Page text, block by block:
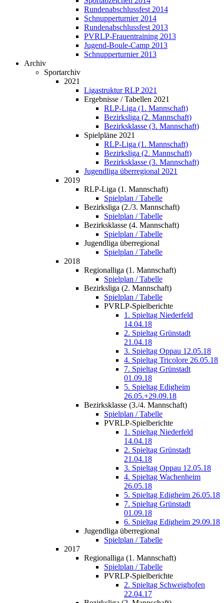
Rundenabschlussfest 2014
Schnupperturnier 2014
Rundenabschlussfest 2013
PVRLP-Frauentraining 2013
Jugend-Boule-Camp 2013
Schnupperturnier 2013
Archiv
Sportarchiv
2021
Ligastruktur RLP 2021
Ergebnisse / Tabellen 2021
RLP-Liga (1. Mannschaft)
Bezirksliga (2. Mannschaft)
Bezirksklasse (3. Mannschaft)
Spielpläne 2021
RLP-Liga (1. Mannschaft)
Bezirksliga (2. Mannschaft)
Bezirksklasse (3. Mannschaft)
Jugendliga überregional 2021
2019
RLP-Liga (1. Mannschaft)
Spielplan / Tabelle
Bezirksliga (2./3. Mannschaft)
Spielplan / Tabelle
Bezirksklasse (4. Mannschaft)
Spielplan / Tabelle
Jugendliga überregional
Spielplan / Tabelle
2018
Regionalliga (1. Mannschaft)
Spielplan / Tabelle
Bezirksliga (2. Mannschaft)
Spielplan / Tabelle
PVRLP-Spielberichte
1. Spieltag Niederfeld
14.04.18
2. Spieltag Grünstadt
21.04.18
3. Spieltag Oppau 12.05.18
4. Spieltag Tricolore 26.05.18
7. Spieltag Grünstadt
01.09.18
5. Spieltag Edigheim
26.05.+29.09.18
Bezirksklasse (3./4. Mannschaft)
Spielplan / Tabelle
PVRLP-Spielberichte
1. Spieltag Niederfeld
14.04.18
2. Spieltag Grünstadt
21.04.18
3. Spieltag Oppau 12.05.18
4. Spieltag Wachenheim
26.05.18
5. Spieltag Edigheim 26.05.18
7. Spieltag Grünstadt
01.09.18
6. Spieltag Edigheim 29.09.18
Jugendliga überregional
Spielplan / Tabelle
2017
Regionalliga (1. Mannschaft)
Spielplan / Tabelle
PVRLP-Spielberichte
2. Spieltag Schweighofen
22.04.17